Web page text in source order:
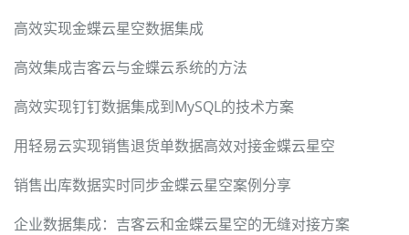
高效实现金蝶云星空数据集成
高效集成吉客云与金蝶云系统的方法
高效实现钉钉数据集成到MySQL的技术方案
用轻易云实现销售退货单数据高效对接金蝶云星空
销售出库数据实时同步金蝶云星空案例分享
企业数据集成：吉客云和金蝶云星空的无缝对接方案